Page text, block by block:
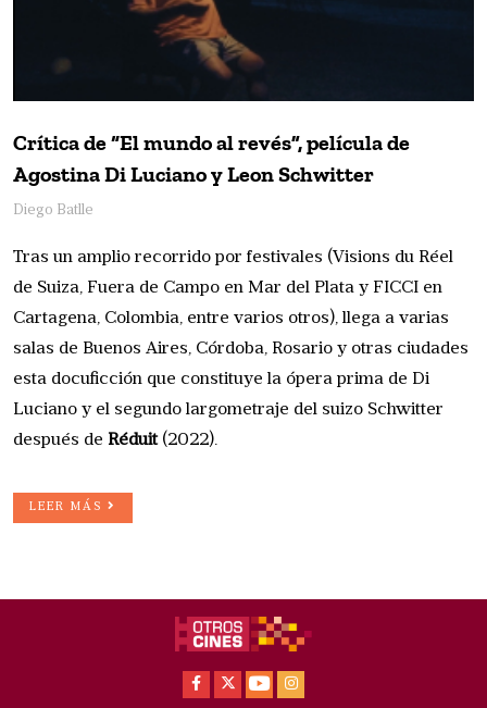
Crítica de “El mundo al revés”, película de
Agostina Di Luciano y Leon Schwitter
Diego Batlle
Tras un amplio recorrido por festivales (Visions du Réel
de Suiza, Fuera de Campo en Mar del Plata y FICCI en
Cartagena, Colombia, entre varios otros), llega a varias
salas de Buenos Aires, Córdoba, Rosario y otras ciudades
esta docuficción que constituye la ópera prima de Di
Luciano y el segundo largometraje del suizo Schwitter
después de Réduit(2022).
LEER MÁS
Facebook
X YoutubeInstagram